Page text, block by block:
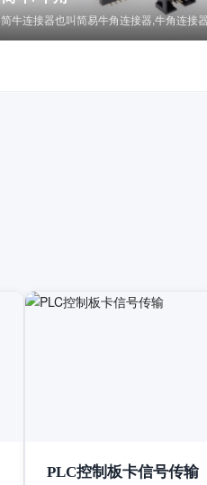
PLC控制板卡信号传输